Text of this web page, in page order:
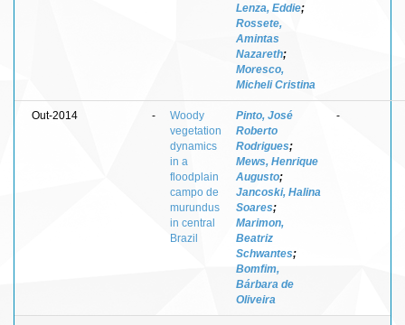
Lenza, Eddie;
Rossete,
Amintas
Nazareth;
Moresco,
Micheli Cristina
Out-2014 -
Woody
vegetation
dynamics
in a
floodplain
campo de
murundus
in central
Brazil
Pinto, José
Roberto
Rodrigues;
Mews, Henrique
Augusto;
Jancoski, Halina
Soares;
Marimon,
Beatriz
Schwantes;
Bomfim,
Bárbara de
Oliveira
-